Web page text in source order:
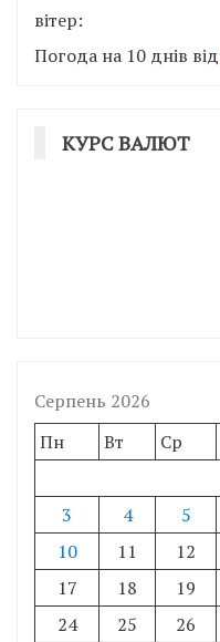
вітер:
Погода на 10 днів від
КУРС ВАЛЮТ
Серпень 2026
Пн
Вт Ср
3
4 5
10
11 12
17
18 19
24
25 26